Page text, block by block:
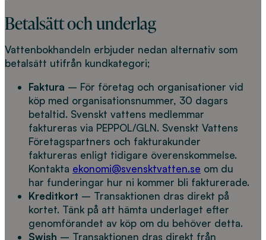
Betalsätt och underlag
Vattenbokhandeln erbjuder nedan alternativ som
betalsätt utifrån kundkategori;
Faktura – För företag och organisationer vid
köp med organisationsnummer, 30 dagars
betaltid. Svenskt vattens medlemmar
faktureras via PEPPOL/GLN. Svenskt Vattens
Företagspartners och fakturakunder
faktureras enligt tidigare överenskommelse.
Kontakta ekonomi@svensktvatten.se om du
har funderingar hur ni kommer bli fakturerade.
Kreditkort – Transaktionen dras direkt på
kortet. Tänk på att hämta underlaget efter
genomförandet av köp om du behöver detta.
Swish – Transaktionen dras direkt från